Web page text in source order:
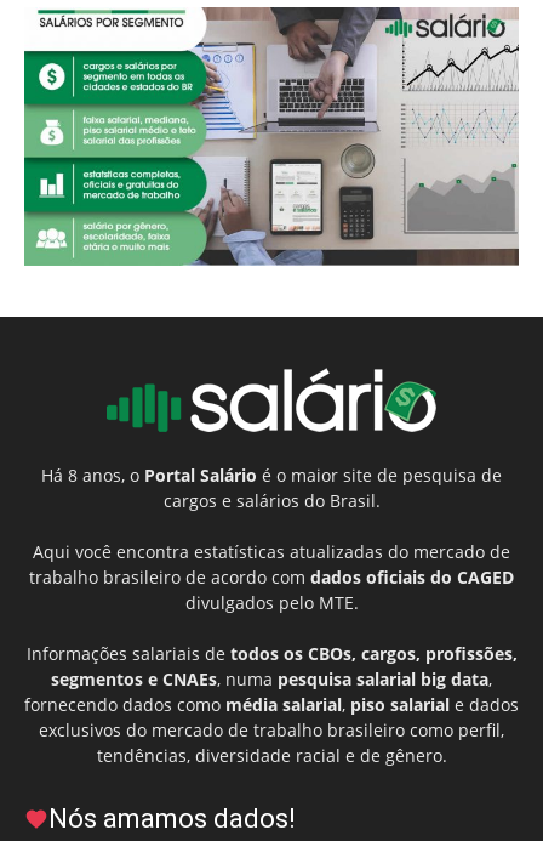
Há 8 anos, o Portal Salário é o maior site de pesquisa de
cargos e salários do Brasil.
Aqui você encontra estatísticas atualizadas do mercado de
trabalho brasileiro de acordo com dados oficiais do CAGED
divulgados pelo MTE.
Informações salariais de todos os CBOs, cargos, profissões,
segmentos e CNAEs, numa pesquisa salarial big data,
fornecendo dados como média salarial, piso salarial e dados
exclusivos do mercado de trabalho brasileiro como perfil,
tendências, diversidade racial e de gênero.
Nós amamos dados!